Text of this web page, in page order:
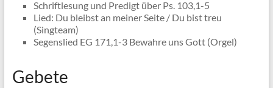
Schriftlesung und Predigt über Ps. 103,1-5
Lied: Du bleibst an meiner Seite / Du bist treu
(Singteam)
Segenslied EG 171,1-3 Bewahre uns Gott (Orgel)
Gebete